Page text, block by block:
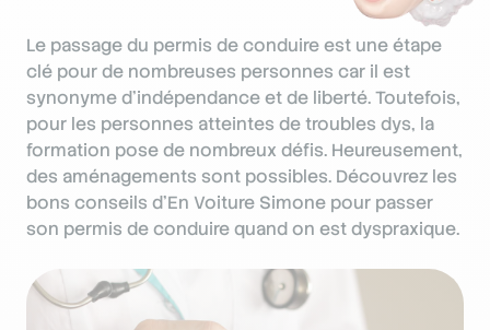
Le passage du permis de conduire est une étape
clé pour de nombreuses personnes car il est
synonyme d’indépendance et de liberté. Toutefois,
pour les personnes atteintes de troubles dys, la
formation pose de nombreux défis. Heureusement,
des aménagements sont possibles. Découvrez les
bons conseils d’En Voiture Simone pour passer
son permis de conduire quand on est dyspraxique.